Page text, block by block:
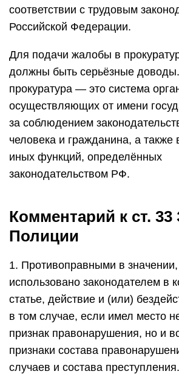
соответствии с трудовым
Российской Федерации.
Для подачи жалобы в
должны быть серьёзные
прокуратура — это система
осуществляющих от имени
за соблюдением
человека и гражданина, а
иных функций, определённых
законодательством РФ.
Комментарий к ст. 33
Полиции
1. Противоправными в значении,
использовано законодателем в
статье, действие и (или)
в том случае, если имел место
признак правонарушения, но и
признаки состава
случаев и состава преступления.